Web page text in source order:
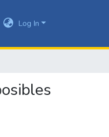
Log In